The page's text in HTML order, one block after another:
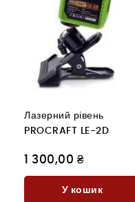
Лазерний рівень
PROCRAFT LE-2D
1 300,00 ₴
У кошик